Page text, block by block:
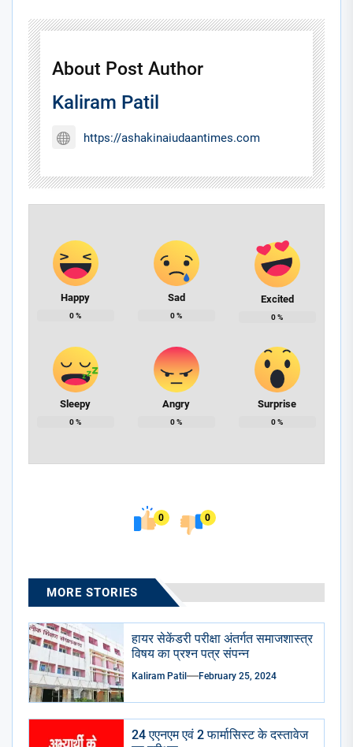
About Post Author
Kaliram Patil
https://ashakinaiudaantimes.com
Happy
0%
Sad
0%
Excited
0%
Sleepy
0%
Angry
0%
Surprise
0%
0 0
MORE STORIES
हायर सेकेंडरी परीक्षा अंतर्गत समाजशास्त्र
विषय का प्रश्न पत्र संपन्न
Kaliram Patil February 25, 2024
24 एएनएम एवं 2 फार्मासिस्ट के दस्तावेज